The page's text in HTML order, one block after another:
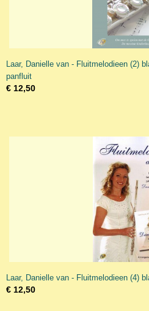
Laar, Danielle van - Fluitmelodieen (2)
panfluit
€ 12,50
Laar, Danielle van - Fluitmelodieen (4)
€ 12,50